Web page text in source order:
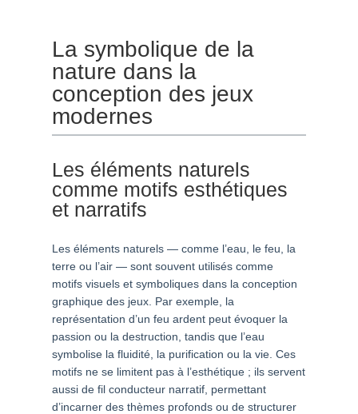
La symbolique de la
nature dans la
conception des jeux
modernes
Les éléments naturels
comme motifs esthétiques
et narratifs
Les éléments naturels — comme l’eau, le feu, la
terre ou l’air — sont souvent utilisés comme
motifs visuels et symboliques dans la conception
graphique des jeux. Par exemple, la
représentation d’un feu ardent peut évoquer la
passion ou la destruction, tandis que l’eau
symbolise la fluidité, la purification ou la vie. Ces
motifs ne se limitent pas à l’esthétique ; ils servent
aussi de fil conducteur narratif, permettant
d’incarner des thèmes profonds ou de structurer